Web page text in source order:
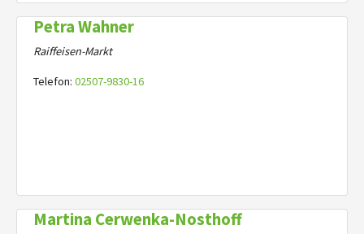
Petra Wahner
Raiffeisen-Markt
Telefon: 02507-9830-16
Martina Cerwenka-Nosthoff